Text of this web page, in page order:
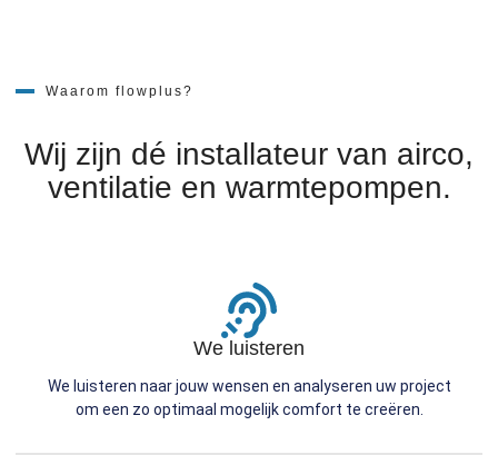
Waarom flowplus?
Wij zijn dé installateur van airco,
ventilatie en warmtepompen.
We luisteren
We luisteren naar jouw wensen en analyseren uw project
om een zo optimaal mogelijk comfort te creëren.